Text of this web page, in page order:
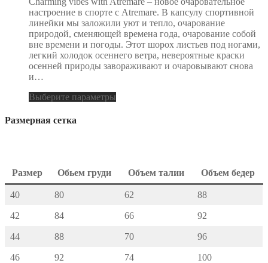
настроение в спорте с Atremare. В капсулу спортивной
линейки мы заложили уют и тепло, очарование
природой, сменяющей времена года, очарование собой
вне времени и погоды. Этот шорох листьев под ногами,
легкий холодок осеннего ветра, невероятные краски
осенней природы завораживают и очаровывают снова
и…
Выберите параметры
Размерная сетка
Размер Обьем груди Объем талии Объем бедер
40 80 62 88
42 84 66 92
44 88 70 96
46 92 74 100